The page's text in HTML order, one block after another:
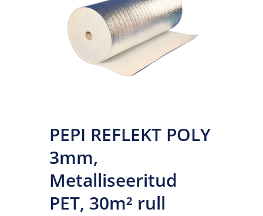
PEPI REFLEKT POLY
3mm,
Metalliseeritud
PET, 30m² rull